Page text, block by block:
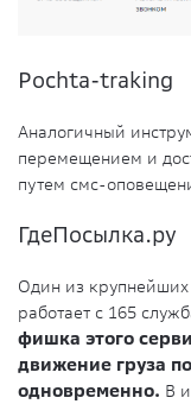
Pochta-traking
Аналогичный
перемещением и
путем смс-
ГдеПосылка.ру
Один из
работает с 165
фишка этого
движение груза
одновременно. В